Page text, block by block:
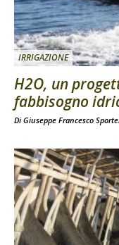
IRRIGAZIONE
H2O, un
fabbisogno
Di Giuseppe Francesco